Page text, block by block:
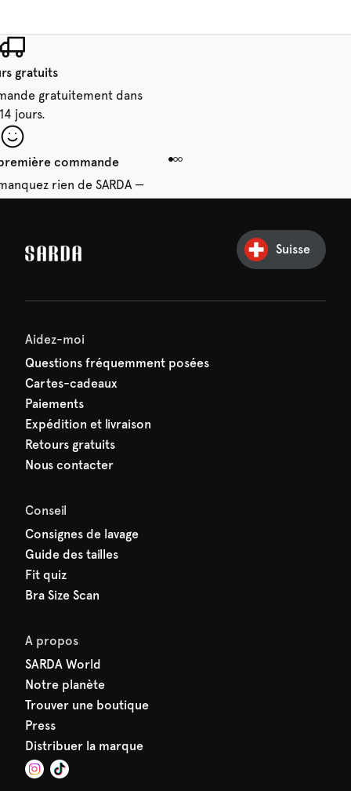
gratuits
gratuitement dans
jours.
commande
rien de SARDA —
vous attend déjà !
Suisse
Aidez-moi
Questions fréquemment posées
Cartes-cadeaux
Paiements
Expédition et livraison
Retours gratuits
Nous contacter
Conseil
Consignes de lavage
Guide des tailles
Fit quiz
Bra Size Scan
A propos
SARDA World
Notre planète
Trouver une boutique
Press
Distribuer la marque